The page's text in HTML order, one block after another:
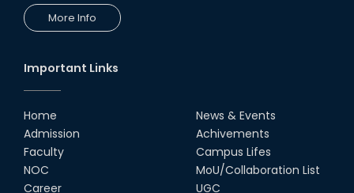
17th Feb, 24
রুয়েটে পালিত হয়েছে জাতীয় গ্রন্থাগার দিবস
More Info
Important Links
Home
Admission
Faculty
NOC
Career
News & Events
Achivements
Campus Lifes
MoU/Collaboration List
UGC